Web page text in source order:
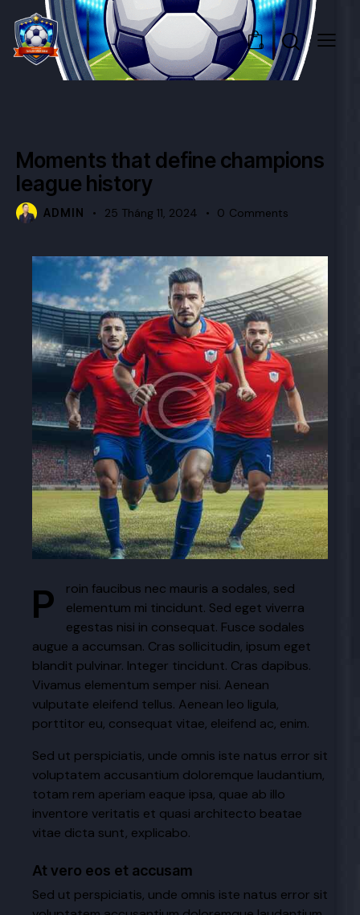
0
Moments that define champions
league history
ADMIN 25 Tháng 11, 2024 0 Comments
Proin faucibus nec mauris a sodales, sed
elementum mi tincidunt. Sed eget viverra
egestas nisi in consequat. Fusce sodales
augue a accumsan. Cras sollicitudin, ipsum eget
blandit pulvinar. Integer tincidunt. Cras dapibus.
Vivamus elementum semper nisi. Aenean
vulputate eleifend tellus. Aenean leo ligula,
porttitor eu, consequat vitae, eleifend ac, enim.
Sed ut perspiciatis, unde omnis iste natus error sit
voluptatem accusantium doloremque laudantium,
totam rem aperiam eaque ipsa, quae ab illo
inventore veritatis et quasi architecto beatae
vitae dicta sunt, explicabo.
At vero eos et accusam
Sed ut perspiciatis, unde omnis iste natus error sit